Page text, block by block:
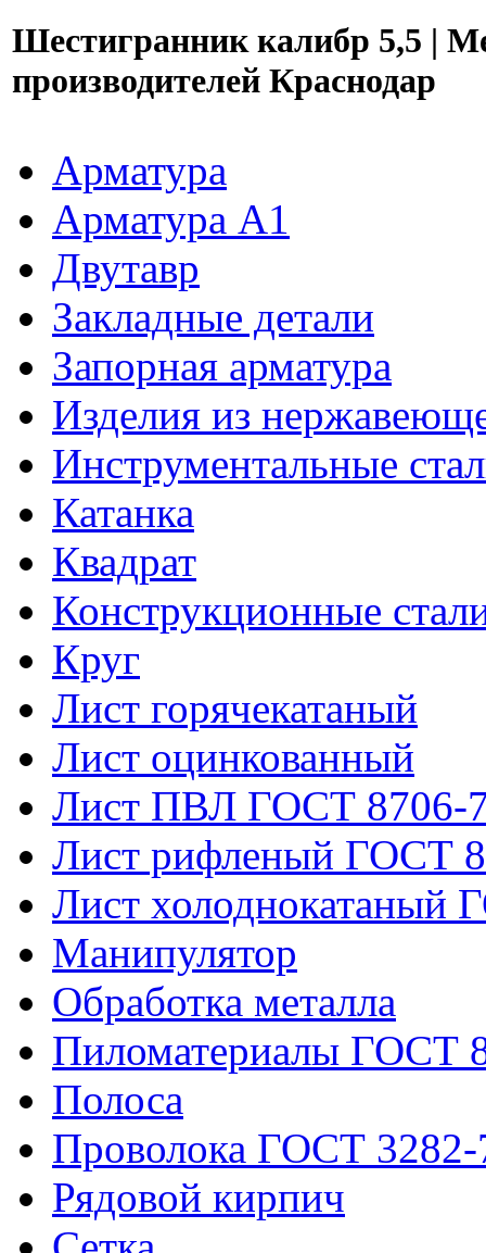
Шестигранник калибр 5,5 |
производителей Краснодар
Арматура
Арматура A1
Двутавр
Закладные детали
Запорная арматура
Изделия из
Инструментальные
Катанка
Квадрат
Конструкционные
Круг
Лист горячекатаный
Лист оцинкованный
Лист ПВЛ ГОСТ 8706-
Лист рифленый ГОСТ
Лист холоднокатаный
Манипулятор
Обработка металла
Пиломатериалы ГОСТ
Полоса
Проволока ГОСТ 3282-
Рядовой кирпич